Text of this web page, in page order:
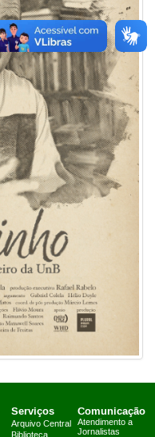
Serviços
Arquivo Central
Comunicação
Atendimento a
Jornalistas